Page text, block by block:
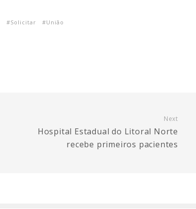
Solicitar União
Next
Hospital Estadual do Litoral Norte
recebe primeiros pacientes